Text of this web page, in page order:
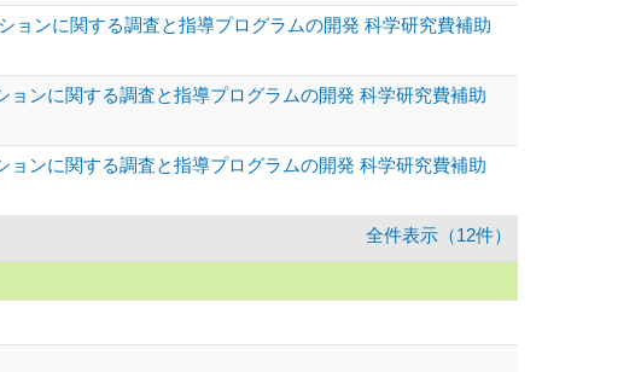
ョンに関する調査と指導プログラムの開発 科学研究費補助
ョンに関する調査と指導プログラムの開発 科学研究費補助
ョンに関する調査と指導プログラムの開発 科学研究費補助
全件表示（12件）